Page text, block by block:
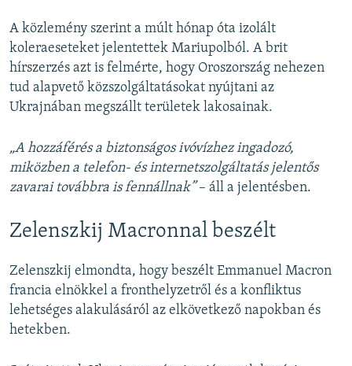
A közlemény szerint a múlt hónap óta izolált
koleraeseteket jelentettek Mariupolból. A brit
hírszerzés azt is felmérte, hogy Oroszország nehezen
tud alapvető közszolgáltatásokat nyújtani az
Ukrajnában megszállt területek lakosainak.
„A hozzáférés a biztonságos ivóvízhez ingadozó,
miközben a telefon- és internetszolgáltatás jelentős
zavarai továbbra is fennállnak”– áll a jelentésben.
Zelenszkij Macronnal beszélt
Zelenszkij elmondta, hogy beszélt Emmanuel Macron
francia elnökkel a fronthelyzetről és a konfliktus
lehetséges alakulásáról az elkövetkező napokban és
hetekben.